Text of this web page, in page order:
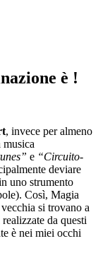
è !
, invece per almeno
musica
e “Circuito-
deviare
uno strumento
Così, Magia
si trovano a
da questi
è nei miei occhi